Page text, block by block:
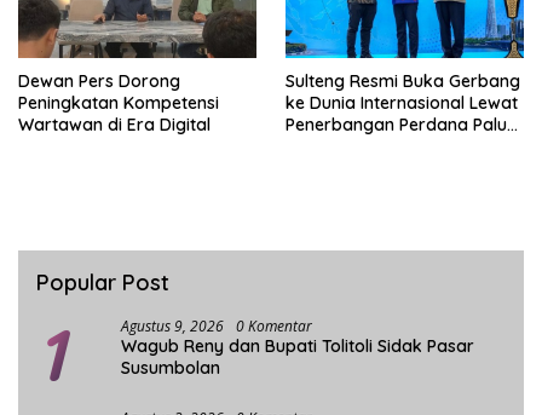
Dewan Pers Dorong
Peningkatan Kompetensi
Wartawan di Era Digital
Sulteng Resmi Buka Gerbang
ke Dunia Internasional Lewat
Penerbangan Perdana Palu-
Popular Post
1 Agustus 9, 2026 0 Komentar
Wagub Reny dan Bupati Tolitoli Sidak Pasar
Susumbolan